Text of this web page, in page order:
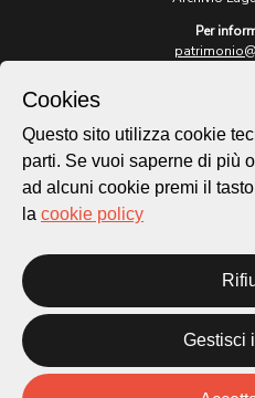
Per
Cookie
Cookies
Questo sito utilizza cookie
parti. Se vuoi saperne di più
ad alcuni cookie premi il
la cookie policy
Gestisci